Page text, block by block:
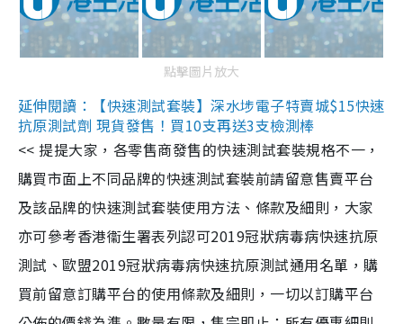
點擊圖片放大
延伸閱讀：【快速測試套裝】深水埗電子特賣城$15快速
抗原測試劑 現貨發售！買10支再送3支檢測棒
<< 提提大家，各零售商發售的快速測試套裝規格不一，
購買市面上不同品牌的快速測試套裝前請留意售賣平台
及該品牌的快速測試套裝使用方法、條款及細則，大家
亦可參考香港衞生署表列認可2019冠狀病毒病快速抗原
測試、歐盟2019冠狀病毒病快速抗原測試通用名單，購
買前留意訂購平台的使用條款及細則，一切以訂購平台